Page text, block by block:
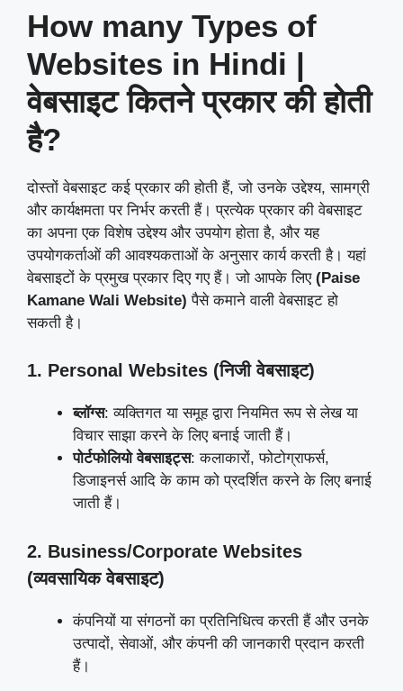
How many Types of
Websites in Hindi |
वेबसाइट कितने प्रकार की होती
है?
दोस्तों वेबसाइट कई प्रकार की होती हैं, जो उनके उद्देश्य, सामग्री
और कार्यक्षमता पर निर्भर करती हैं। प्रत्येक प्रकार की वेबसाइट
का अपना एक विशेष उद्देश्य और उपयोग होता है, और यह
उपयोगकर्ताओं की आवश्यकताओं के अनुसार कार्य करती है। यहां
वेबसाइटों के प्रमुख प्रकार दिए गए हैं। जो आपके लिए (Paise
Kamane Wali Website) पैसे कमाने वाली वेबसाइट हो
सकती है।
1. Personal Websites (निजी वेबसाइट)
ब्लॉग्स: व्यक्तिगत या समूह द्वारा नियमित रूप से लेख या
विचार साझा करने के लिए बनाई जाती हैं।
पोर्टफोलियो वेबसाइट्स: कलाकारों, फोटोग्राफर्स,
डिजाइनर्स आदि के काम को प्रदर्शित करने के लिए बनाई
जाती हैं।
2. Business/Corporate Websites
(व्यवसायिक वेबसाइट)
कंपनियों या संगठनों का प्रतिनिधित्व करती हैं और उनके
उत्पादों, सेवाओं, और कंपनी की जानकारी प्रदान करती
हैं।